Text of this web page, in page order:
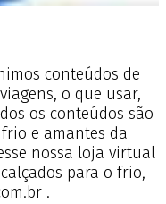
conteúdos de
o que usar,
os conteúdos são
e amantes da
nossa loja virtual
para o frio,
.